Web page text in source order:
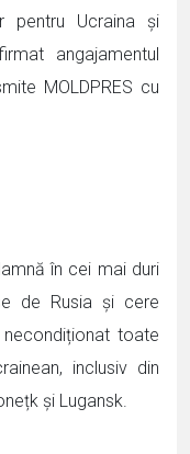
pentru Ucraina și
angajamentul
MOLDPRES cu
în cei mai duri
de Rusia și cere
toate
inclusiv din
și Lugansk.